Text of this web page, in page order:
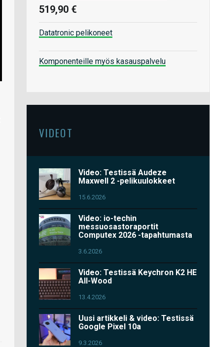
519,90 €
Datatronic pelikoneet
Komponenteille myös kasauspalvelu
VIDEOT
Video: Testissä Audeze
Maxwell 2 -pelikuulokkeet
15.6.2026
Video: io-techin
messuosastoraportit
Computex 2026 -tapahtumasta
3.6.2026
Video: Testissä Keychron K2 HE
All-Wood
13.4.2026
Uusi artikkeli & video: Testissä
Google Pixel 10a
9.3.2026